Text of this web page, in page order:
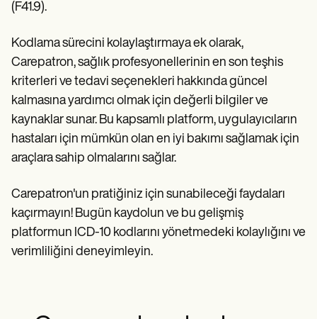
(F41.9).
Kodlama sürecini kolaylaştırmaya ek olarak,
Carepatron, sağlık profesyonellerinin en son teşhis
kriterleri ve tedavi seçenekleri hakkında güncel
kalmasına yardımcı olmak için değerli bilgiler ve
kaynaklar sunar. Bu kapsamlı platform, uygulayıcıların
hastaları için mümkün olan en iyi bakımı sağlamak için
araçlara sahip olmalarını sağlar.
Carepatron'un pratiğiniz için sunabileceği faydaları
kaçırmayın! Bugün kaydolun ve bu gelişmiş
platformun ICD-10 kodlarını yönetmedeki kolaylığını ve
verimliliğini deneyimleyin.